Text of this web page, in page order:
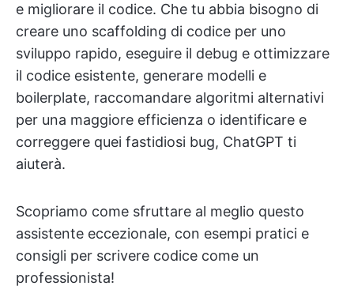
e migliorare il codice. Che tu abbia bisogno di
creare uno scaffolding di codice per uno
sviluppo rapido, eseguire il debug e ottimizzare
il codice esistente, generare modelli e
boilerplate, raccomandare algoritmi alternativi
per una maggiore efficienza o identificare e
correggere quei fastidiosi bug, ChatGPT ti
aiuterà.
Scopriamo come sfruttare al meglio questo
assistente eccezionale, con esempi pratici e
consigli per scrivere codice come un
professionista!